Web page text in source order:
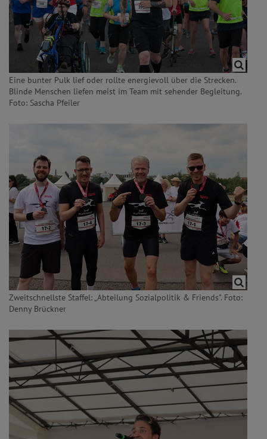
Eine bunter Pulk lief oder rollte energievoll über die Strecken.
Blinde Menschen liefen meist im Team mit sehender Begleitung.
Foto: Sascha Pfeiler
Zweitschnellste Staffel: „Abteilung Sozialpolitik & Friends". Foto:
Denny Brückner